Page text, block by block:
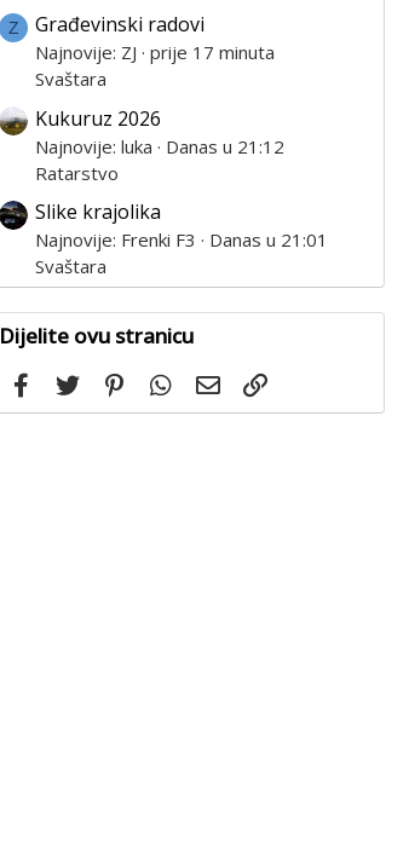
Z Građevinski radovi
Najnovije: ZJ prije 17 minuta
Svaštara
Kukuruz 2026
Najnovije: luka
Danas u 21:12
Ratarstvo
Slike krajolika
Najnovije: Frenki F3
Danas u 21:01
Svaštara
Dijelite ovu stranicu
Facebook
Twitter PinterestWhatsApp
Email